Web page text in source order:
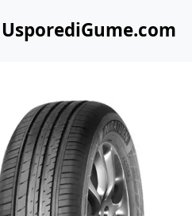
UsporediGume.com